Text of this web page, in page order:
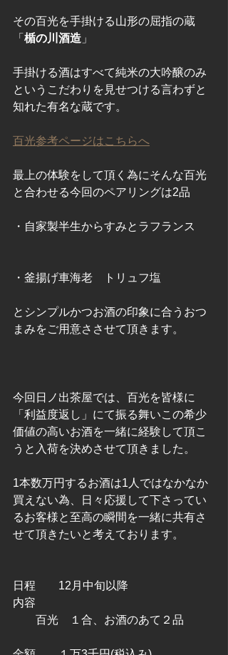
その百光を手掛ける山形の屈指の蔵
「 楯の川酒造 」
手掛ける酒はすべて純米の大吟醸のみ
というこだわりを見せつける言わずと
知れた有名な蔵です。
百光参考ページはこちらへ
最上の体験をして頂く為にそんな百光
と合わせる今回のペアリングは2品
・自家製半生からすみとラフランス
・釜揚げ車海老　トリュフ塩
とシンプルかつお酒の印象に合うおつ
まみをご用意ささせて頂きます。
今回日ノ出茶屋では、百光を皆様に
「利益度返し」にて振る舞いこの希少
価値の高いお酒を一緒に経験して頂こ
うと入荷を決めさせて頂きました。
1本数万円するお酒は1人ではなかなか
買えない為、日々応援して下さってい
るお客様と至高の瞬間を一緒に共有さ
せて頂きたいと考えております。
日程　　12月中旬以降
内容
百光　１合、お酒のあて２品